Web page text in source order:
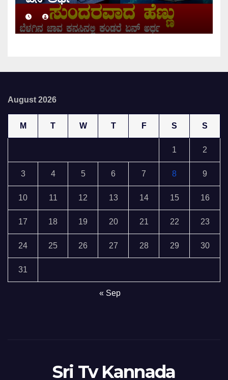
August 2026
M T W T F S S
1 2
3 4 5 6 7 8 9
10 11 12 13 14 15 16
17 18 19 20 21 22 23
24 25 26 27 28 29 30
31
« Sep
Sri Tv Kannada